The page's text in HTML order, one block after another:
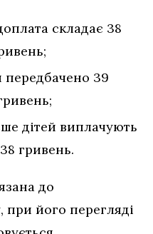
складає 38
передбачено 39
дітей виплачують
гривень.
до
при його перегляді